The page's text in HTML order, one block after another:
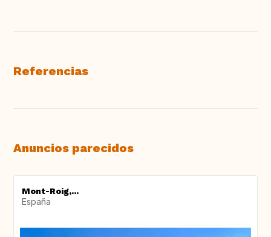
Referencias
Anuncios parecidos
Mont-Roig,...
España